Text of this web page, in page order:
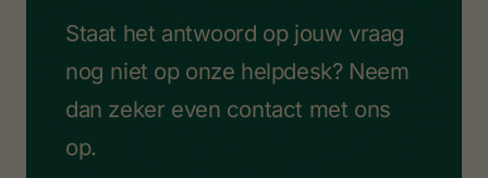
Staat het antwoord op jouw vraag
nog niet op onze helpdesk? Neem
dan zeker even contact met ons
op.